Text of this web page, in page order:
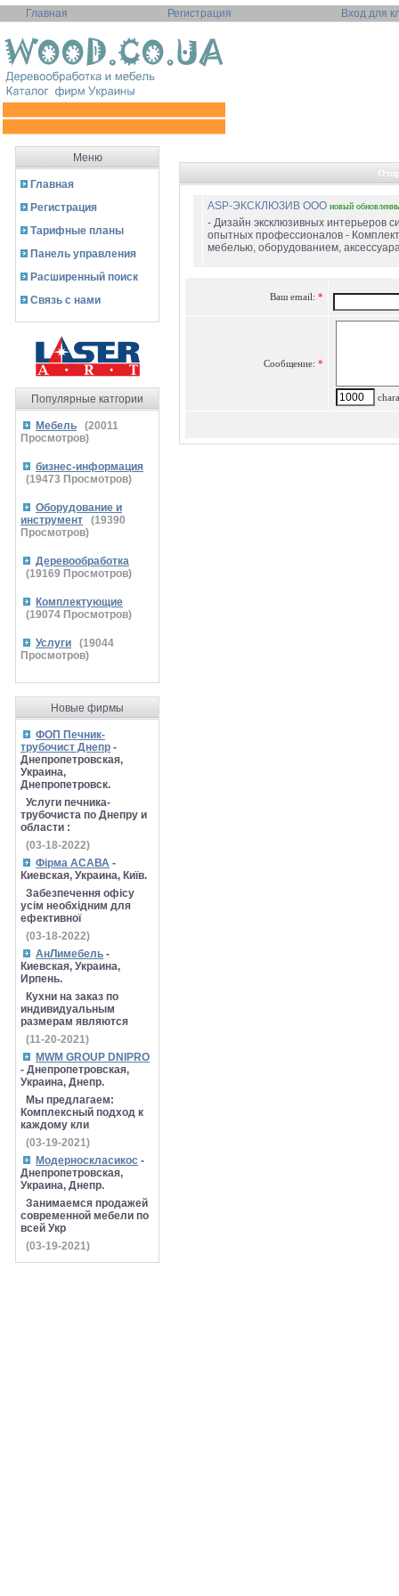
Главная Регистрация Вход для
Меню
Главная
Регистрация
Тарифные планы
Панель управления
Расширенный поиск
Связь с нами
Популярные катгории
Мебель (20011
Просмотров)
бизнес-информация
(19473 Просмотров)
Оборудование и
инструмент
(19390
Просмотров)
Деревообработка
(19169 Просмотров)
Комплектующие
(19074 Просмотров)
Услуги (19044
Просмотров)
Новые фирмы
ФОП Печник-
трубочист Днепр -
Днепропетровская,
Украина,
Днепропетровск.
Услуги печника-
трубочиста по Днепру и
области :
(03-18-2022)
Фірма АСАВА -
Киевская, Украина, Київ.
Забезпечення офісу
усім необхідним для
ефективної
(03-18-2022)
АнЛимебель -
Киевская, Украина,
Ирпень.
Кухни на заказ по
индивидуальным
размерам являются
(11-20-2021)
MWM GROUP DNIPRO
- Днепропетровская,
Украина, Днепр.
Мы предлагаем:
Комплексный подход к
каждому кли
(03-19-2021)
Модерноскласикос -
Днепропетровская,
Украина, Днепр.
Занимаемся продажей
современной мебели по
всей Укр
(03-19-2021)
ASP-ЭКСКЛЮЗИВ ООО новый
- Дизайн эксклюзивных интерьеров
опытных профессионалов -
мебелью, оборудованием,
Ваш email: *
Сообщение: *